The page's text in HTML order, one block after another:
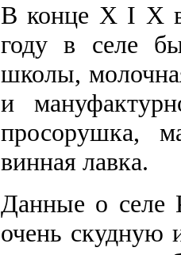
В конце Х I Х
году в селе
школы,
и
просорушка,
винная лавка.
Данные о селе
очень скудную